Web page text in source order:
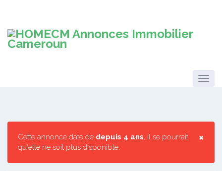
×
Cette annonce date de depuis 4 ans, il se pourrait
qu'elle ne soit plus disponible.